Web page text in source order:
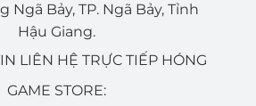
Ngã Bảy, TP. Ngã Bảy, Tỉnh
Hậu Giang.
LIÊN HỆ TRỰC TIẾP HÓNG
GAME STORE: